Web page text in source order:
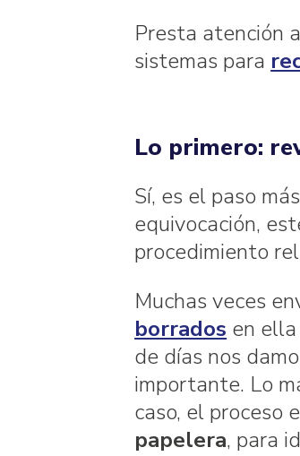
Presta atención
sistemas para
Lo primero:
Sí, es el paso
equivocación,
procedimiento
Muchas veces
borrados en
de días nos
importante. Lo
caso, el proceso
papelera, para